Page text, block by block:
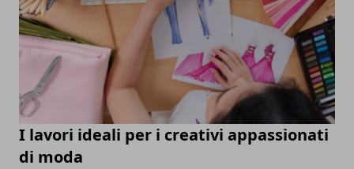
I lavori ideali per i creativi appassionati
di moda